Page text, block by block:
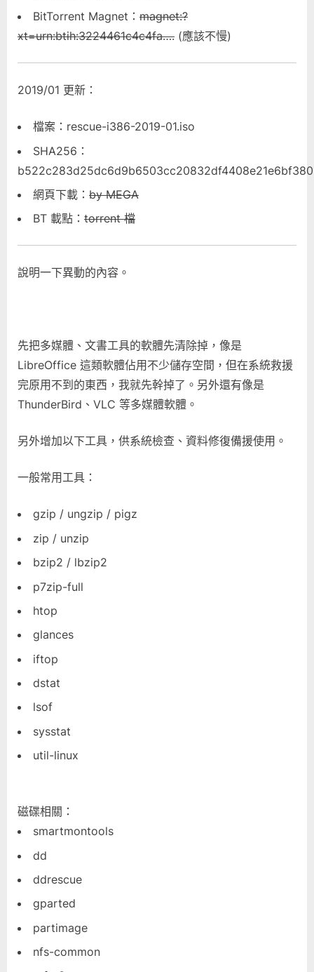
BitTorrent Magnet： magnet:?
xt=urn:btih:3224461c4c4fa…. (應該不慢)
2019/01 更新：
檔案：rescue-i386-2019-01.iso
SHA256：
網頁下載： by MEGA
BT 載點： torrent 檔
說明一下異動的內容。
先把多媒體、文書工具的軟體先清除掉，像是
LibreOffice 這類軟體佔用不少儲存空間，但在系統救援
完原用不到的東西，我就先幹掉了。另外還有像是
ThunderBird、VLC 等多媒體軟體。
另外增加以下工具，供系統檢查、資料修復備援使用。
一般常用工具：
gzip / ungzip / pigz
zip / unzip
bzip2 / lbzip2
p7zip-full
htop
glances
iftop
dstat
lsof
sysstat
util-linux
磁碟相關：
smartmontools
dd
ddrescue
gparted
partimage
nfs-common